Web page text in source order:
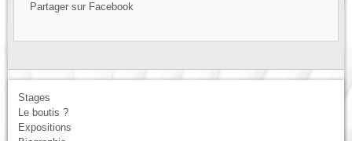
Partager sur Facebook
Stages
Le boutis ?
Expositions